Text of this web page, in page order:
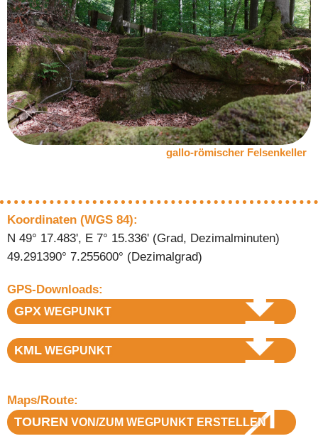
gallo-römischer Felsenkeller
Koordinaten (WGS 84):
N 49° 17.483', E 7° 15.336' (Grad, Dezimalminuten)
49.291390° 7.255600° (Dezimalgrad)
GPS-Downloads:
GPX WEGPUNKT
KML WEGPUNKT
Maps/Route:
TOUREN VON/ZUM WEGPUNKT ERSTELLEN